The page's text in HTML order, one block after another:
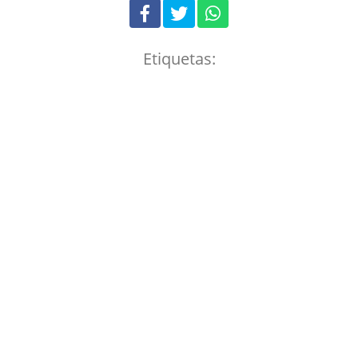
Etiquetas: